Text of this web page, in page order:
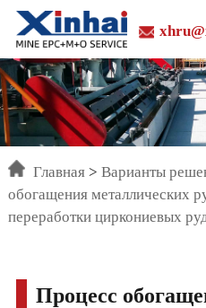
Главная >Варианты
обогащения металлических
переработки циркониевых
Процесс